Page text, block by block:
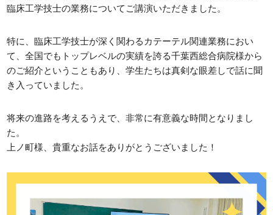
学校法人東洋育英会
Orico
臨床工学技士の業務についてご講演いただきました。
特に、臨床工学技士が深く関わるカテーテル関連業務におい
て、全国でもトップレベルの実績を誇る千葉西総合病院様から
のご紹介ということもあり、学生たちは真剣な眼差しで話に聞
き入っていました。
将来の進路を考えるうえで、非常に有意義な時間となりまし
た。
上ノ町様、貴重なお話をありがとうございました！